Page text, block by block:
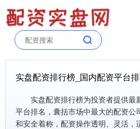
实盘配资排行榜_国内配资平台
实盘配资排行榜为投资者提供最
平台排名，囊括市场中最大的配资公
和安全着称，配资操作透明、灵活，